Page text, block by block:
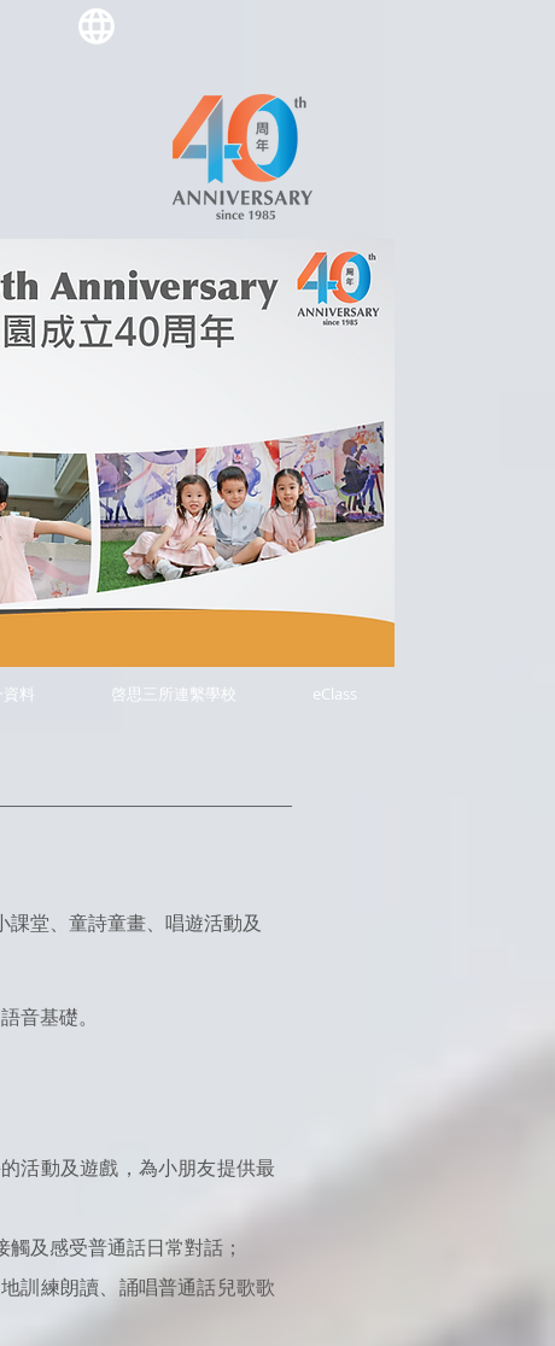
料 啓思三所連繫學校 eClass
堂、童詩童畫、唱遊活動及
音基礎。
活動及遊戲，為小朋友提供最
及感受普通話日常對話；
訓練朗讀、誦唱普通話兒歌歌